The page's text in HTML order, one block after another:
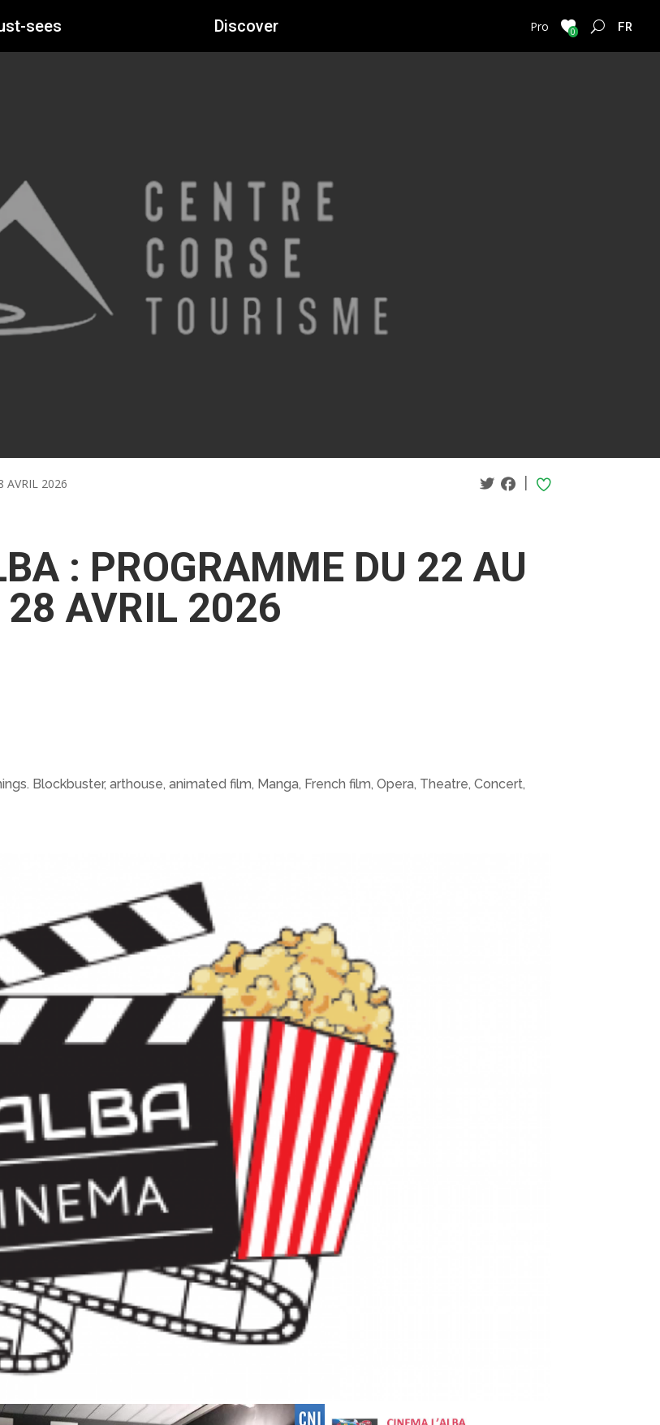
sees Discover Pro 0
AVRIL 2026 |
: PROGRAMME DU 22 AU
28 AVRIL 2026
Blockbuster, arthouse, animated film, Manga, French film, Opera, Theatre, Concert,